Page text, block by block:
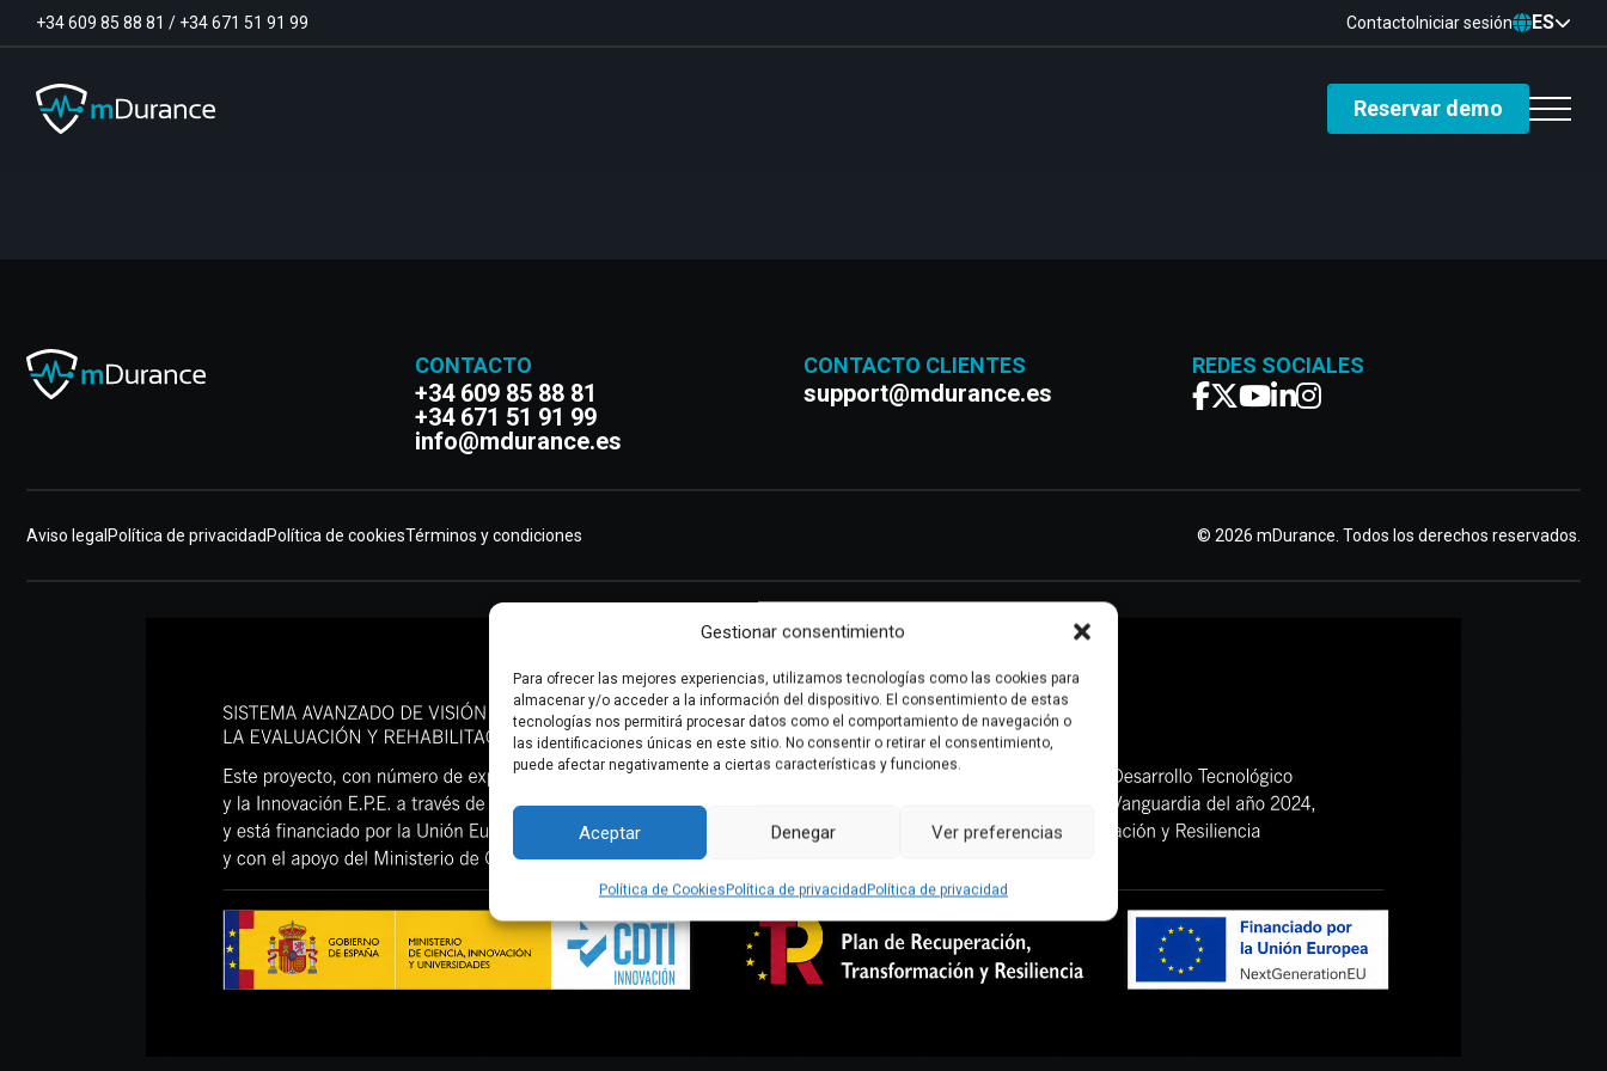
Gestionar consentimiento
Para ofrecer las mejores experiencias, utilizamos tecnologías como las cookies para
almacenar y/o acceder a la información del dispositivo. El consentimiento de estas
tecnologías nos permitirá procesar datos como el comportamiento de navegación o
las identificaciones únicas en este sitio. No consentir o retirar el consentimiento,
puede afectar negativamente a ciertas características y funciones.
Aceptar Denegar Ver preferencias
Política de CookiesPolítica de privacidad Política de privacidad
+34 609 85 88 81 / +34 671 51 91 99 Contacto Iniciar sesión ES
Optimizador de ejercicios
Comunicación
Analítica muscular
Vídeo-Feedback
Reservar demo
CONTACTO
+34 609 85 88 81
+34 671 51 91 99
info@mdurance.es
CONTACTO CLIENTES
support@mdurance.es
REDES SOCIALES
Aviso legal Política de privacidad Política de cookiesTérminos y condiciones © 2026 mDurance. Todos los derechos reservados.